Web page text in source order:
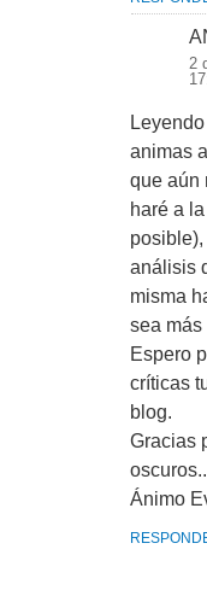
2
animas
que aún
haré a
posible),
análisis
misma
sea más
Espero
críticas
blog.
Gracias
Ánimo